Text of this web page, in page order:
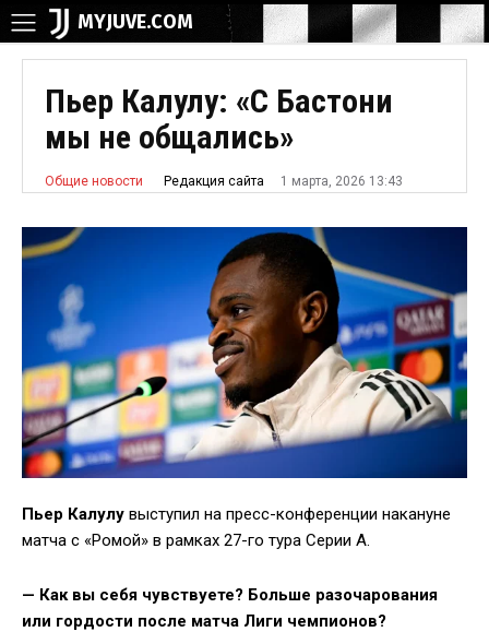
MYJUVE.COM
Пьер Калулу: «С Бастони
мы не общались»
Общие новости Редакция сайта 1 марта, 2026 13:43
Пьер Калулу выступил на пресс-конференции накануне
матча с «Ромой» в рамках 27-го тура Серии А.
— Как вы себя чувствуете? Больше разочарования
или гордости после матча Лиги чемпионов?